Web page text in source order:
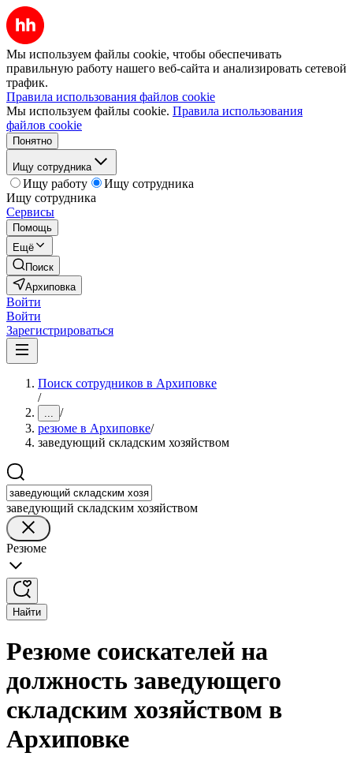
Мы используем файлы cookie, чтобы обеспечивать
правильную работу нашего веб-сайта и анализировать сетевой
трафик.
Правила использования файлов cookie
Мы используем файлы cookie. Правила использования
файлов cookie
Понятно
Ищу сотрудника
Ищу работу
Ищу сотрудника
Ищу сотрудника
Сервисы
Помощь
Ещё
Поиск
Архиповка
Войти
Войти
Зарегистрироваться
Поиск сотрудников в Архиповке
/
... /
резюме в Архиповке/
заведующий складским хозяйством
заведующий складским хозяйством
Резюме
Найти
Резюме соискателей на
должность заведующего
складским хозяйством в
Архиповке